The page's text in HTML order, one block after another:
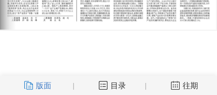
版面 | 目录 | 往期